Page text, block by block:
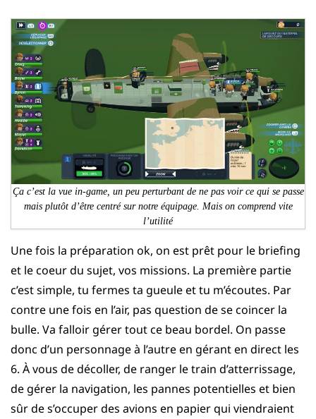
Ça c’est la vue in-game, un peu perturbant de ne pas voir ce qui se passe
mais plutôt d’être centré sur notre équipage. Mais on comprend vite
l’utilité
Une fois la préparation ok, on est prêt pour le briefing
et le coeur du sujet, vos missions. La première partie
c’est simple, tu fermes ta gueule et tu m’écoutes. Par
contre une fois en l’air, pas question de se coincer la
bulle. Va falloir gérer tout ce beau bordel. On passe
donc d’un personnage à l’autre en gérant en direct les
6. À vous de décoller, de ranger le train d’atterrissage,
de gérer la navigation, les pannes potentielles et bien
sûr de s’occuper des avions en papier qui viendraient